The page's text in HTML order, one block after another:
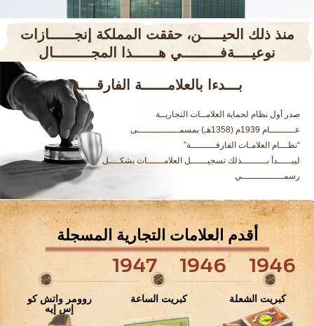
منذ ذلك الحيـــــن، حققت المملكة إنجــــــازات
نوعيــــةفـــــــــي هــــــذا المجـــــــــال
بـــدءا بالعلامــــــة الفارقــــة
صدر أول نظام لحماية العلامــات التجاريــة
عـــــــــام 1939م (1358هـ) بمسمـــــــــــــــى
“نظـــام العلامـات الفارقـــــــــة”
ليبـــــدأ بـــــــــذلك تسجيــــــل العلامــــــات بشكــــل
رسمـــــــــــــــي
أقدم العلامات التجارية المسجلة
1946
1946
1947
كبريت الشعلة كبريت الساعة
روومر واتش كو
إس إيه